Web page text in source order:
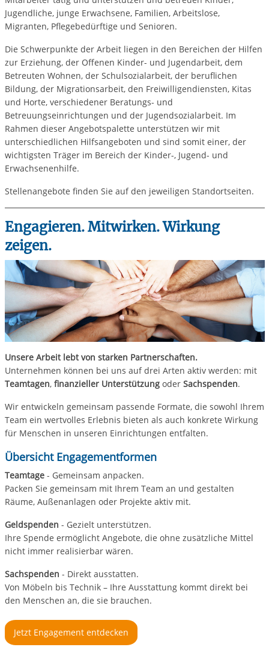
Jugendliche, junge Erwachsene, Familien, Arbeitslose,
Migranten, Pflegebedürftige und Senioren.
Die Schwerpunkte der Arbeit liegen in den Bereichen der Hilfen
zur Erziehung, der Offenen Kinder- und Jugendarbeit, dem
Betreuten Wohnen, der Schulsozialarbeit, der beruflichen
Bildung, der Migrationsarbeit, den Freiwilligendiensten, Kitas
und Horte, verschiedener Beratungs- und
Betreuungseinrichtungen und der Jugendsozialarbeit. Im
Rahmen dieser Angebotspalette unterstützen wir mit
unterschiedlichen Hilfsangeboten und sind somit einer, der
wichtigsten Träger im Bereich der Kinder-, Jugend- und
Erwachsenenhilfe.
Stellenangebote finden Sie auf den jeweiligen Standortseiten.
Engagieren. Mitwirken. Wirkung
zeigen.
Unsere Arbeit lebt von starken Partnerschaften.
Unternehmen können bei uns auf drei Arten aktiv werden: mit
Teamtagen, finanzieller Unterstützungoder Sachspenden.
Wir entwickeln gemeinsam passende Formate, die sowohl Ihrem
Team ein wertvolles Erlebnis bieten als auch konkrete Wirkung
für Menschen in unseren Einrichtungen entfalten.
Übersicht Engagementformen
Teamtage - Gemeinsam anpacken.
Packen Sie gemeinsam mit Ihrem Team an und gestalten
Räume, Außenanlagen oder Projekte aktiv mit.
Geldspenden - Gezielt unterstützen.
Ihre Spende ermöglicht Angebote, die ohne zusätzliche Mittel
nicht immer realisierbar wären.
Sachspenden - Direkt ausstatten.
Von Möbeln bis Technik – Ihre Ausstattung kommt direkt bei
den Menschen an, die sie brauchen.
Jetzt Engagement entdecken